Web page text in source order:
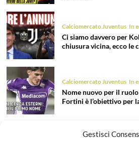
Gestisci
Calciomercato Juventus In
Ci siamo davvero per
chiusura vicina, ecco le
Calciomercato Juventus In
Nome nuovo per il
Fortini è l’obiettivo per
Calciomercato Juventus In